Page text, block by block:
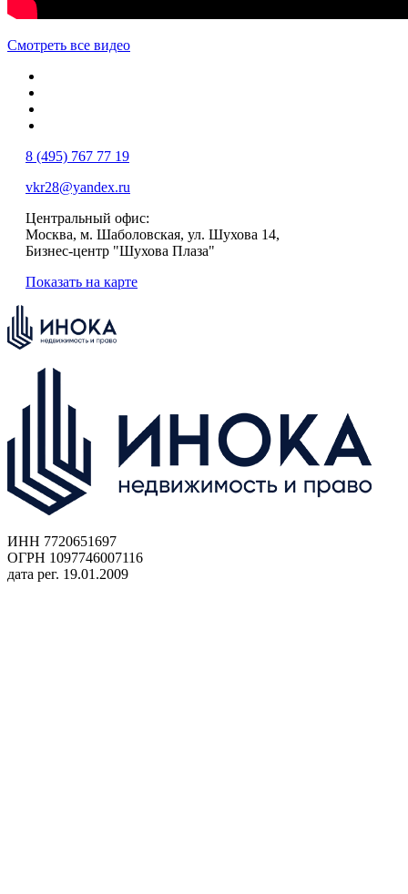
Смотреть все видео
8 (495) 767 77 19
vkr28@yandex.ru
Центральный офис:
Москва, м. Шаболовская, ул. Шухова 14,
Бизнес-центр "Шухова Плаза"
Показать на карте
ИНН 7720651697
ОГРН 1097746007116
дата рег. 19.01.2009